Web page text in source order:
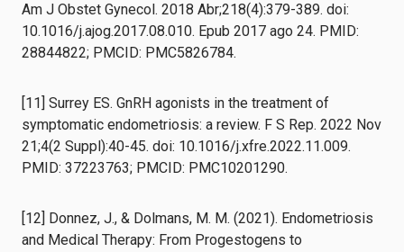
Am J Obstet Gynecol. 2018 Abr;218(4):379-389. doi:
10.1016/j.ajog.2017.08.010. Epub 2017 ago 24. PMID:
28844822; PMCID: PMC5826784.
[11] Surrey ES. GnRH agonists in the treatment of
symptomatic endometriosis: a review. F S Rep. 2022 Nov
21;4(2 Suppl):40-45. doi: 10.1016/j.xfre.2022.11.009.
PMID: 37223763; PMCID: PMC10201290.
[12] Donnez, J., & Dolmans, M. M. (2021). Endometriosis
and Medical Therapy: From Progestogens to